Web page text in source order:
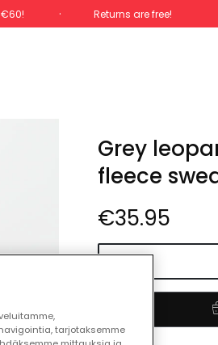
Returns are free!
Total
Grey
fleece
€35.95
tarjotaksemme